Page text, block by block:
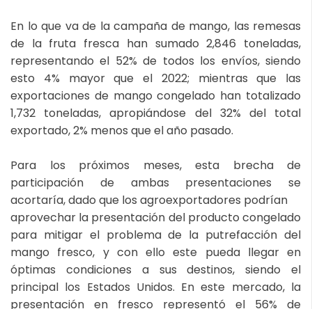
En lo que va de la campaña de mango, las remesas
de la fruta fresca han sumado 2,846 toneladas,
representando el 52% de todos los envíos, siendo
esto 4% mayor que el 2022; mientras que las
exportaciones de mango congelado han totalizado
1,732 toneladas, apropiándose del 32% del total
exportado, 2% menos que el año pasado.
Para los próximos meses, esta brecha de
participación de ambas presentaciones se
acortaría, dado que los agroexportadores podrían
aprovechar la presentación del producto congelado
para mitigar el problema de la putrefacción del
mango fresco, y con ello este pueda llegar en
óptimas condiciones a sus destinos, siendo el
principal los Estados Unidos. En este mercado, la
presentación en fresco representó el 56% de